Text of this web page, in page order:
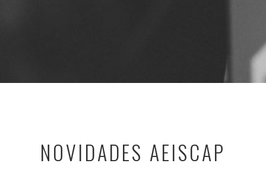
NOVIDADES AEISCAP